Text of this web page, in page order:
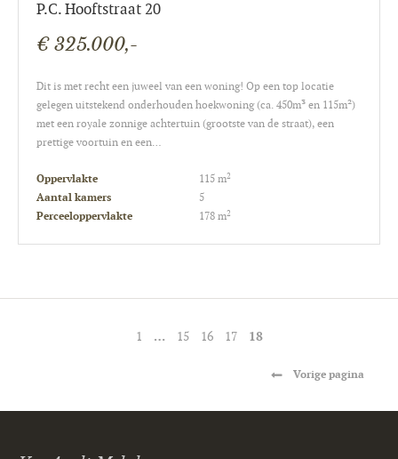
P.C. Hooftstraat 20
€ 325.000,-
Dit is met recht een juweel van een woning! Op een top locatie
gelegen uitstekend onderhouden hoekwoning (ca. 450m³ en 115m²)
met een royale zonnige achtertuin (grootste van de straat), een
prettige voortuin en een…
Oppervlakte 115 m2
Aantal kamers 5
Perceeloppervlakte 178 m2
1 … 15 16 17 18
Vorige pagina